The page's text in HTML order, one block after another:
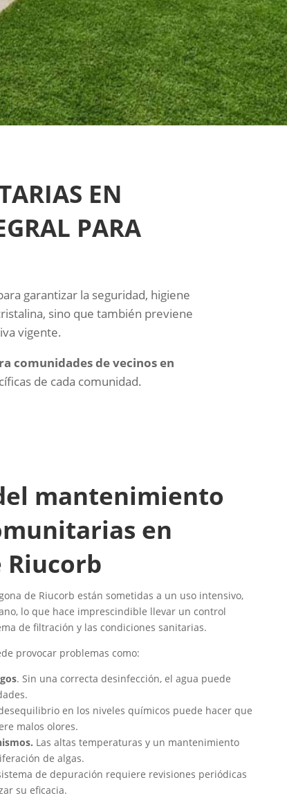
EN
PARA
garantizar la seguridad, higiene
sino que también previene
vigente.
comunidades de vecinos en
de cada comunidad.
mantenimiento
en
Riucorb
de Riucorb están sometidas a un uso intensivo,
lo que hace imprescindible llevar un control
de filtración y las condiciones sanitarias.
provocar problemas como:
. Sin una correcta desinfección, el agua puede
en los niveles químicos puede hacer que
malos olores.
Las altas temperaturas y un mantenimiento
de algas.
de depuración requiere revisiones periódicas
su eficacia.